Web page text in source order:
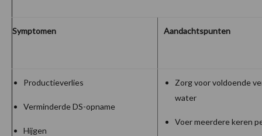
Symptomen Aandachtspunten
Productieverlies
Verminderde DS-opname
Hijgen
Zorg voor voldoende
water
Voer meerdere keren